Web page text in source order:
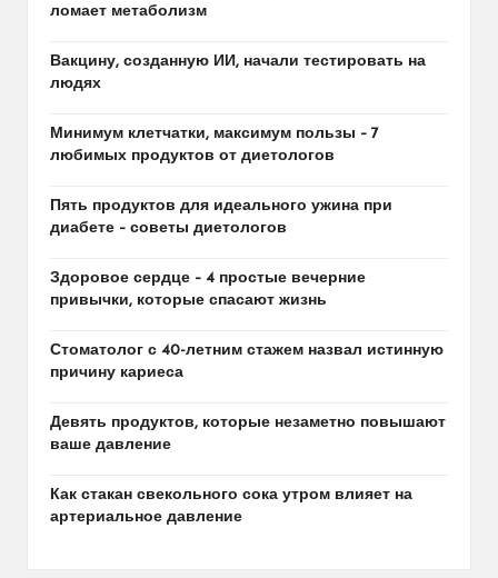
ломает метаболизм
Вакцину, созданную ИИ, начали тестировать на
людях
Минимум клетчатки, максимум пользы – 7
любимых продуктов от диетологов
Пять продуктов для идеального ужина при
диабете – советы диетологов
Здоровое сердце – 4 простые вечерние
привычки, которые спасают жизнь
Стоматолог с 40-летним стажем назвал истинную
причину кариеса
Девять продуктов, которые незаметно повышают
ваше давление
Как стакан свекольного сока утром влияет на
артериальное давление